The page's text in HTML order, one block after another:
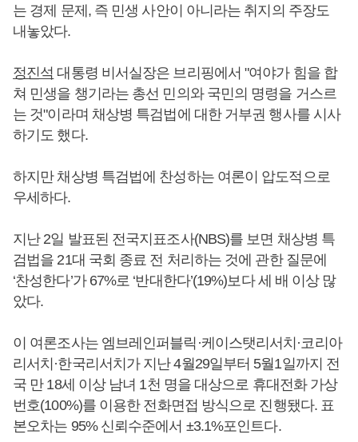
는 경제 문제, 즉 민생 사안이 아니라는 취지의 주장도
내놓았다.
정진석 대통령 비서실장은 브리핑에서 "여야가 힘을 합
쳐 민생을 챙기라는 총선 민의와 국민의 명령을 거스르
는 것"이라며 채상병 특검법에 대한 거부권 행사를 시사
하기도 했다.
하지만 채상병 특검법에 찬성하는 여론이 압도적으로
우세하다.
지난 2일 발표된 전국지표조사(NBS)를 보면 채상병 특
검법을 21대 국회 종료 전 처리하는 것에 관한 질문에
‘찬성한다’가 67%로 ‘반대한다’(19%)보다 세 배 이상 많
았다.
이 여론조사는 엠브레인퍼블릭·케이스탯리서치·코리아
리서치·한국리서치가 지난 4월29일부터 5월1일까지 전
국 만 18세 이상 남녀 1천 명을 대상으로 휴대전화 가상
번호(100%)를 이용한 전화면접 방식으로 진행됐다. 표
본오차는 95% 신뢰수준에서 ±3.1%포인트다.